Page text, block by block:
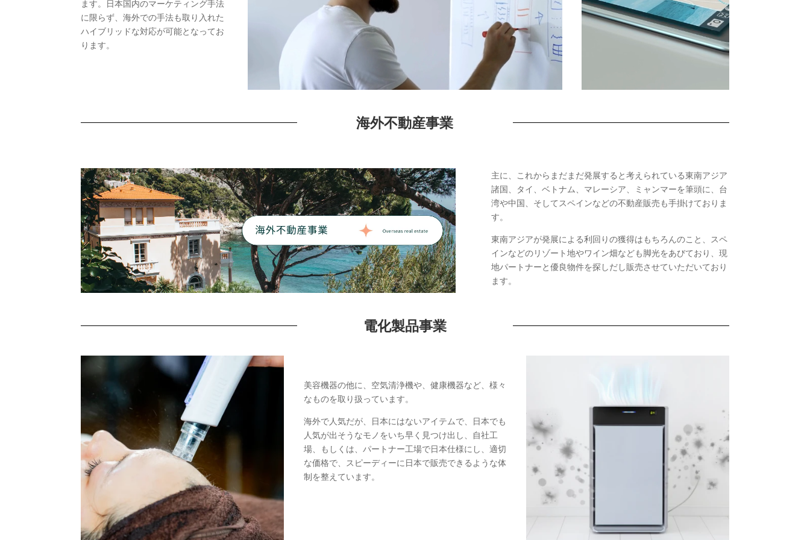
ます。日本国内のマーケティング手法
に限らず、海外での手法も取り入れた
ハイブリッドな対応が可能となってお
ります。
海外不動産事業
主に、これからまだまだ発展すると考えられている東南アジア
諸国、タイ、ベトナム、マレーシア、ミャンマーを筆頭に、台
湾や中国、そしてスペインなどの不動産販売も手掛けておりま
す。
東南アジアが発展による利回りの獲得はもちろんのこと、スペ
インなどのリゾート地やワイン畑なども脚光をあびており、現
地パートナーと優良物件を探しだし販売させていただいており
ます。
電化製品事業
美容機器の他に、空気清浄機や、健康機器など、様々
なものを取り扱っています。
海外で人気だが、日本にはないアイテムで、日本でも
人気が出そうなモノをいち早く見つけ出し、自社工
場、もしくは、パートナー工場で日本仕様にし、適切
な価格で、スピーディーに日本で販売できるような体
制を整えています。